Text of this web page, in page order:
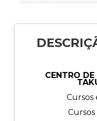
CENTRO
Cursos
Cursos